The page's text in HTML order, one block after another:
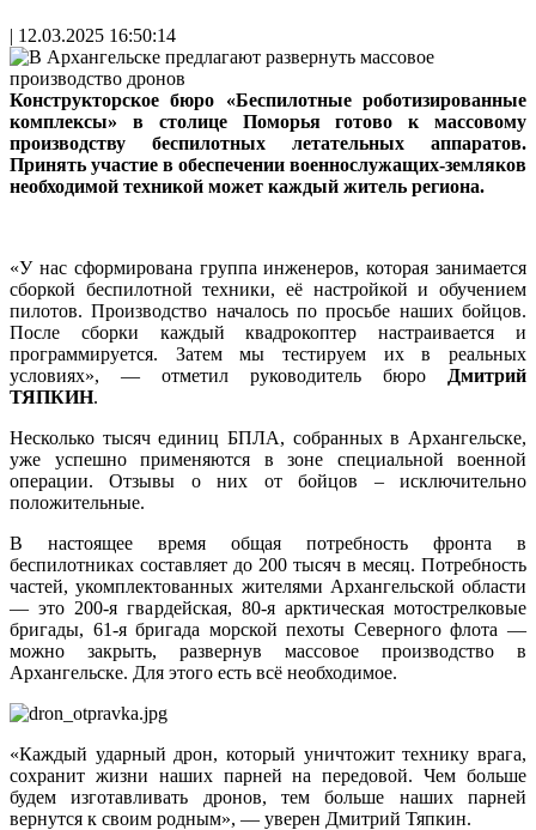
| 12.03.2025 16:50:14
Конструкторское бюро «Беспилотные роботизированные
комплексы» в столице Поморья готово к массовому
производству беспилотных летательных аппаратов.
Принять участие в обеспечении военнослужащих-земляков
необходимой техникой может каждый житель региона.
«У нас сформирована группа инженеров, которая занимается
сборкой беспилотной техники, её настройкой и обучением
пилотов. Производство началось по просьбе наших бойцов.
После сборки каждый квадрокоптер настраивается и
программируется. Затем мы тестируем их в реальных
условиях», — отметил руководитель бюро
Дмитрий
ТЯПКИН.
Несколько тысяч единиц БПЛА, собранных в Архангельске,
уже успешно применяются в зоне специальной военной
операции. Отзывы о них от бойцов – исключительно
положительные.
В настоящее время общая потребность фронта в
беспилотниках составляет до 200 тысяч в месяц. Потребность
частей, укомплектованных жителями Архангельской области
— это 200-я гвардейская, 80-я арктическая мотострелковые
бригады, 61-я бригада морской пехоты Северного флота —
можно закрыть, развернув массовое производство в
Архангельске. Для этого есть всё необходимое.
«Каждый ударный дрон, который уничтожит технику врага,
сохранит жизни наших парней на передовой. Чем больше
будем изготавливать дронов, тем больше наших парней
вернутся к своим родным», — уверен Дмитрий Тяпкин.